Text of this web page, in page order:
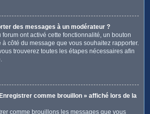
des messages à un modérateur ?
ont activé cette fonctionnalité, un bouton
côté du message que vous souhaitez rapporter.
trouverez toutes les étapes nécessaires afin
comme brouillon » affiché lors de la
comme brouillons les messages que vous